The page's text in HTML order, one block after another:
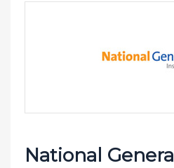
National General